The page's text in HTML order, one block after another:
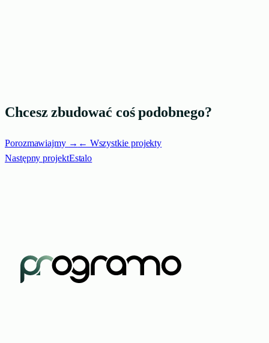
Chcesz zbudować coś podobnego?
Porozmawiajmy → ← Wszystkie projekty
Następny projektEstalo